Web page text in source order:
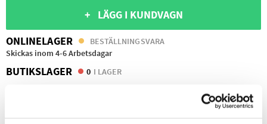
+ LÄGG I KUNDVAGN
ONLINELAGER
BESTÄLLNINGSVARA
Skickas inom 4-6 Arbetsdagar
BUTIKSLAGER 0 I LAGER